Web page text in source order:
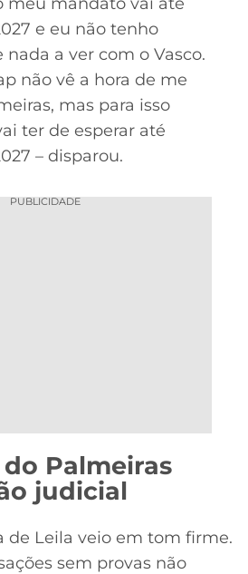
e eu não tenho
a ver com o Vasco.
não vê a hora de me
mas para isso
ter de esperar até
– disparou.
PUBLICIDADE
Palmeiras
judicial
de Leila veio em tom firme.
sem provas não